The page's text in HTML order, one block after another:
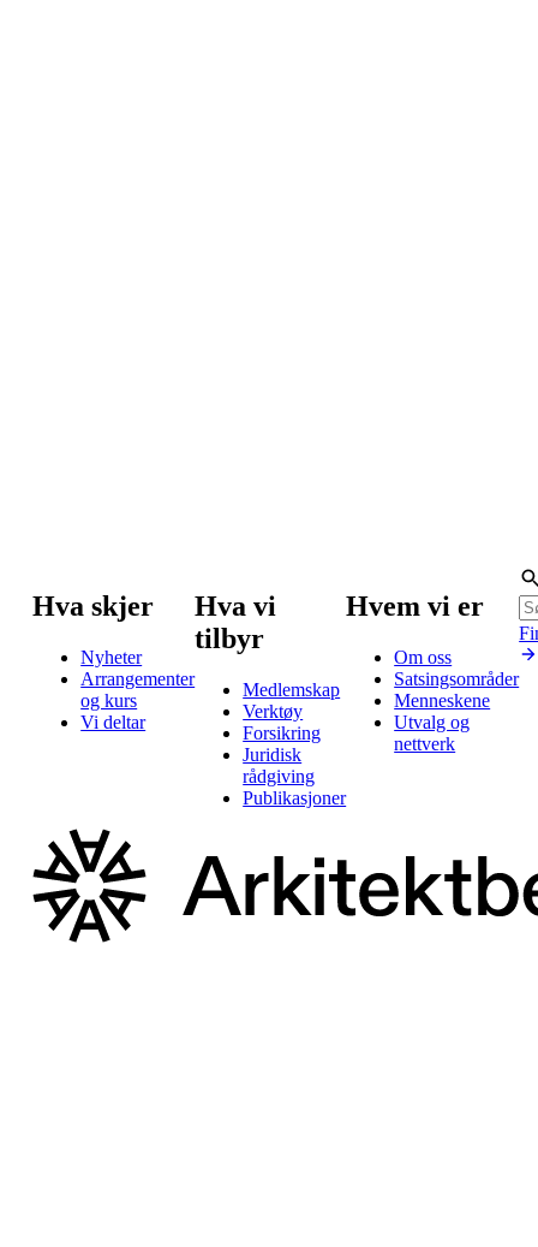
Hva skjer
Nyheter
Arrangementer
og kurs
Vi deltar
Hva vi
tilbyr
Medlemskap
Verktøy
Forsikring
Juridisk
rådgiving
Publikasjoner
Hvem vi er
Om oss
Satsingsområder
Menneskene
Utvalg og
nettverk